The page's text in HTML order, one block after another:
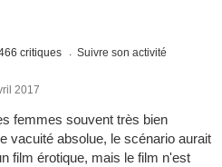
critiques Suivre son activité
2017
femmes souvent très bien
vacuité absolue, le scénario aurait
film érotique, mais le film n'est